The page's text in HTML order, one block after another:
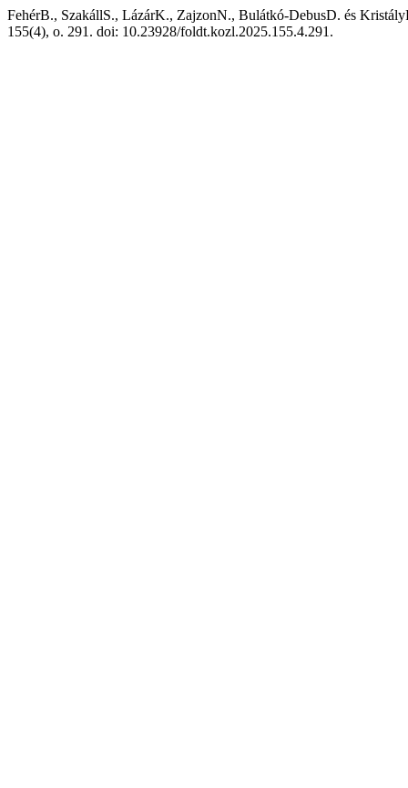
FehérB., SzakállS., LázárK., ZajzonN., Bulátkó-DebusD. és
155(4), o. 291. doi: 10.23928/foldt.kozl.2025.155.4.291.